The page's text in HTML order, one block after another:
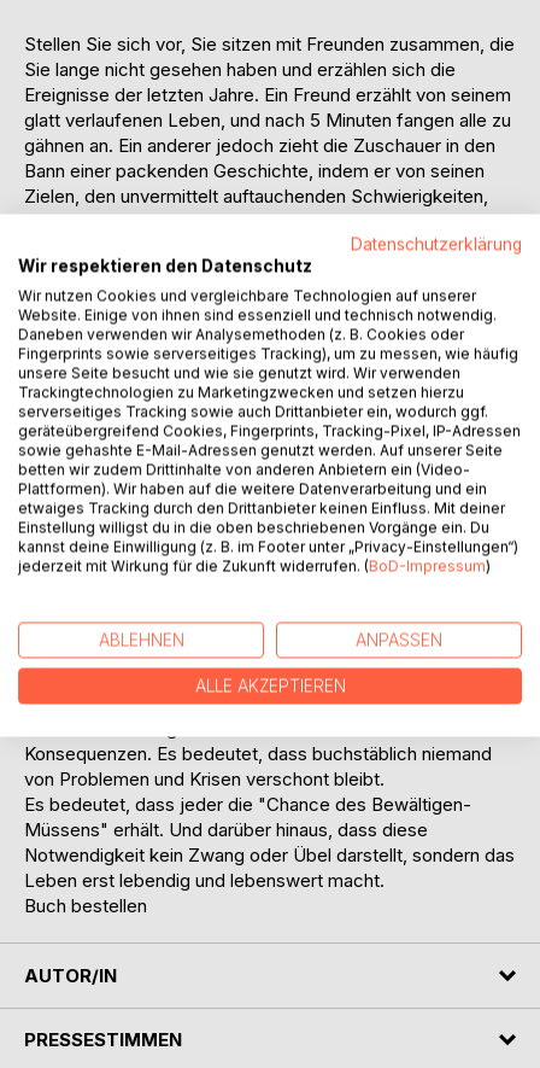
Stellen Sie sich vor, Sie sitzen mit Freunden zusammen, die
Sie lange nicht gesehen haben und erzählen sich die
Ereignisse der letzten Jahre. Ein Freund erzählt von seinem
glatt verlaufenen Leben, und nach 5 Minuten fangen alle zu
gähnen an. Ein anderer jedoch zieht die Zuschauer in den
Bann einer packenden Geschichte, indem er von seinen
Zielen, den unvermittelt auftauchenden Schwierigkeiten,
Bewältigung dieser Situationen berichtet.
Das ist es, was das Leben spannend und lebenswert
macht: Dass der Erfolg im Leben sich allein über die
Bewältigung des Scheiterns ergibt. Es klingt paradox, aber
das Scheitern ist Voraussetzung jeder Entwicklung und
Veränderung. Deshalb gilt: Wer etwas ändern will, braucht
ein Problem; und deshalb wartet das Leben auf dich, weil
jetzt oder früher oder später eine Veränderung anliegt.
Diese These wird im Buch ausführlich dargelegt und auf die
drei wesentlichen Lebensbereiche angewendet:
den individuellen,
den partnerschaftlichen
und den gesellschaftlichen Lebensbereich.
Rezensionen behauptet, dazu auf, die "Krise als Chance"
zu sehen. Das ist viel zu wenig. Das bedeutet doch nur
"Wenn du schon Mist gebaut hast, dann mach wenigstens
das Beste draus". Im Scheitern die Voraussetzung für
Konsequenzen. Es bedeutet, dass buchstäblich niemand
von Problemen und Krisen verschont bleibt.
Es bedeutet, dass jeder die "Chance des Bewältigen-
Müssens" erhält. Und darüber hinaus, dass diese
Notwendigkeit kein Zwang oder Übel darstellt, sondern das
Leben erst lebendig und lebenswert macht.
Buch bestellen
AUTOR/IN
PRESSESTIMMEN
Datenschutzerklärung
Wir respektieren den Datenschutz
Wir nutzen Cookies und vergleichbare Technologien auf unserer
Website. Einige von ihnen sind essenziell und technisch notwendig.
Daneben verwenden wir Analysemethoden (z. B. Cookies oder
Fingerprints sowie serverseitiges Tracking), um zu messen, wie häufig
unsere Seite besucht und wie sie genutzt wird. Wir verwenden
Trackingtechnologien zu Marketingzwecken und setzen hierzu
serverseitiges Tracking sowie auch Drittanbieter ein, wodurch ggf.
geräteübergreifend Cookies, Fingerprints, Tracking-Pixel, IP-Adressen
sowie gehashte E-Mail-Adressen genutzt werden. Auf unserer Seite
betten wir zudem Drittinhalte von anderen Anbietern ein (Video-
Plattformen). Wir haben auf die weitere Datenverarbeitung und ein
etwaiges Tracking durch den Drittanbieter keinen Einfluss. Mit deiner
Einstellung willigst du in die oben beschriebenen Vorgänge ein. Du
kannst deine Einwilligung (z. B. im Footer unter „Privacy-Einstellungen“)
jederzeit mit Wirkung für die Zukunft widerrufen. (BoD-Impressum)
ABLEHNEN ANPASSEN
ALLE AKZEPTIEREN